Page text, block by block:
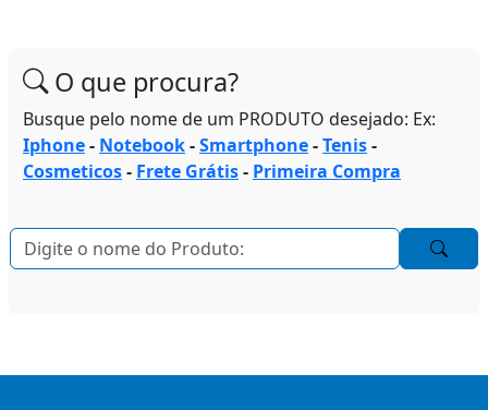
O que procura?
Busque pelo nome de um PRODUTO desejado: Ex:
Iphone- Notebook-Smartphone-Tenis-
Cosmeticos- Frete Grátis- Primeira Compra